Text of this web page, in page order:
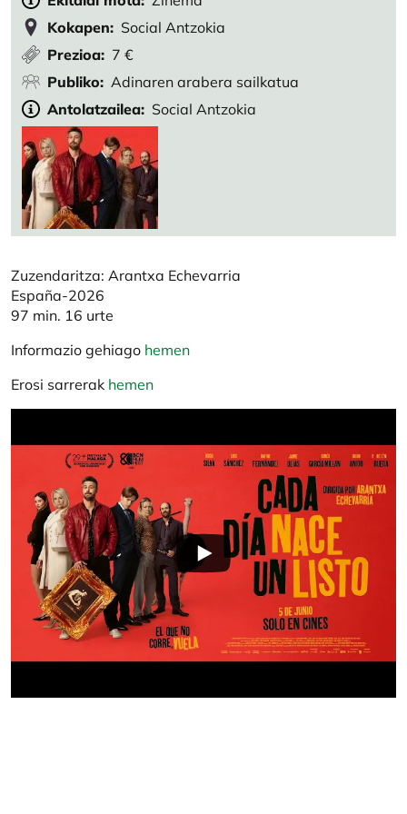
Kokapen
Social Antzokia
Prezioa
7 €
Publiko
Adinaren arabera sailkatua
Antolatzailea
Social Antzokia
Zuzendaritza: Arantxa Echevarria
España-2026
97 min. 16 urte
Informazio gehiago hemen
Erosi sarrerak hemen